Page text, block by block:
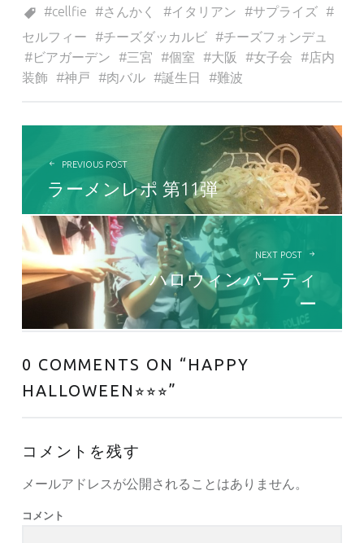
cellfie
さんかく イタリアン
サプライズ
セルフィー
チーズダッカルビ
チーズフォンデュ
ビアガーデン
三宮 個室 大阪 女子会
店内
装飾
神戸 肉バル 誕生日 難波
投稿ナビゲーション
PREVIOUS POST
ラーメンレポ 第11弾
NEXT POST
ハロウィンパーティ
ー
0 COMMENTS ON “HAPPY
HALLOWEEN⭐︎⭐︎⭐︎”
コメントを残す
メールアドレスが公開されることはありません。
コメント